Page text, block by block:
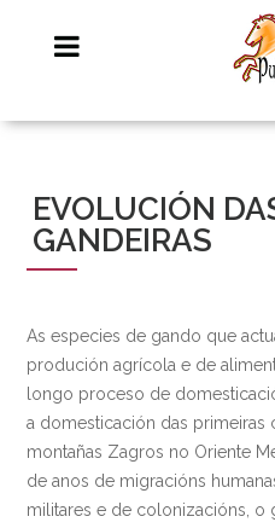
EVOLUCIÓN
GANDEIRAS
As especies de gando que
produción agrícola e de
longo proceso de
a domesticación das primeiras
montañas Zagros no Oriente
de anos de migracións
militares e de colonizacións, o